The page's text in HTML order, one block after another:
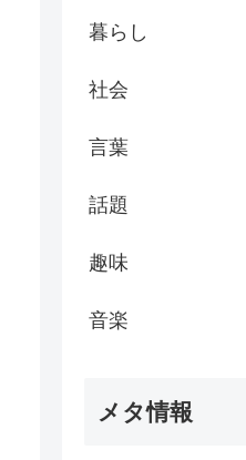
暮らし
社会
言葉
話題
趣味
音楽
メタ情報